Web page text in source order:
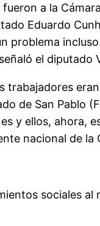
a la
Eduardo
problema
el
de San Pablo
y ellos, ahora,
nacional de la
sociales